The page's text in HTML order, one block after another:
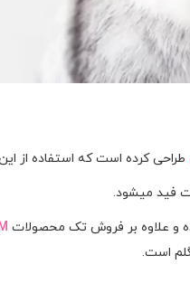
طراحی کرده است که استفاده از
فید میشود.
و علاوه بر فروش تک محصولات
است.